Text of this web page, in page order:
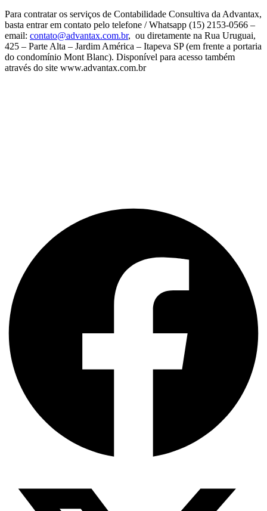
Para contratar os serviços de Contabilidade Consultiva da Advantax,
basta entrar em contato pelo telefone / Whatsapp (15) 2153-0566 –
email: contato@advantax.com.br, ou diretamente na Rua Uruguai,
425 – Parte Alta – Jardim América – Itapeva SP (em frente a portaria
do condomínio Mont Blanc). Disponível para acesso também
através do site www.advantax.com.br